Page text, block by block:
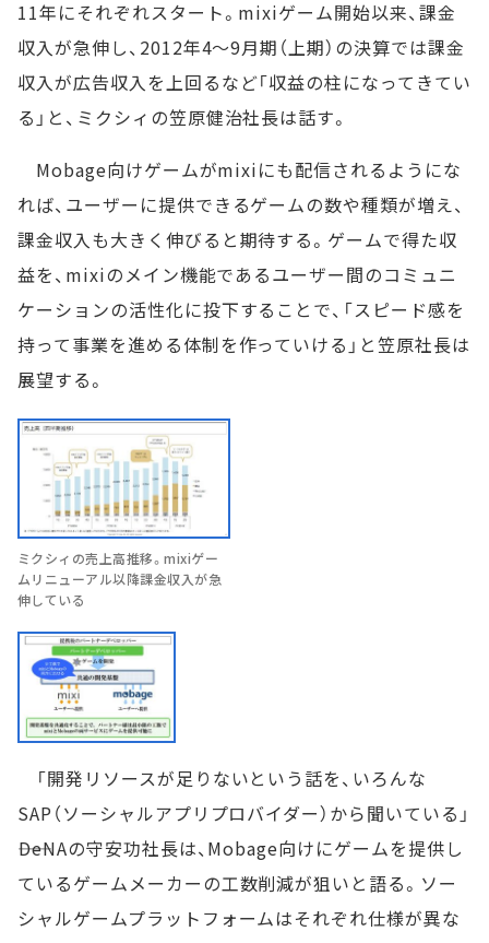
11年にそれぞれスタート。mixiゲーム開始以来、課金
収入が急伸し、2012年4～9月期（上期）の決算では課金
収入が広告収入を上回るなど「収益の柱になってきてい
る」と、ミクシィの笠原健治社長は話す。
Mobage向けゲームがmixiにも配信されるようにな
れば、ユーザーに提供できるゲームの数や種類が増え、
課金収入も大きく伸びると期待する。ゲームで得た収
益を、mixiのメイン機能であるユーザー間のコミュニ
ケーションの活性化に投下することで、「スピード感を
持って事業を進める体制を作っていける」と笠原社長は
展望する。
ミクシィの売上高推移。mixiゲー
ムリニューアル以降課金収入が急
伸している
「開発リソースが足りないという話を、いろんな
SAP（ソーシャルアプリプロバイダー）から聞いている」
――DeNAの守安功社長は、Mobage向けにゲームを提供し
ているゲームメーカーの工数削減が狙いと語る。ソー
シャルゲームプラットフォームはそれぞれ仕様が異な